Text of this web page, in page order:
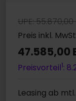
UPE: 55.870,00
Preis inkl.
47.585,00
Preisvorteil1:
Leasing ab mtl.